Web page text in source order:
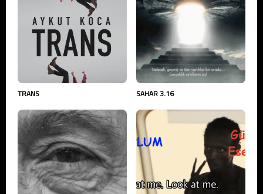
TRANS SAHAR 3.16